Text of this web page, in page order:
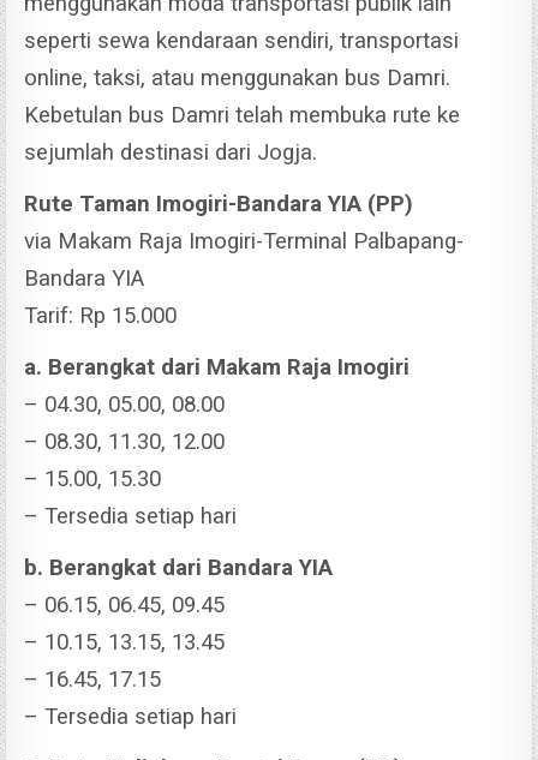
seperti sewa kendaraan sendiri, transportasi
online, taksi, atau menggunakan bus Damri.
Kebetulan bus Damri telah membuka rute ke
sejumlah destinasi dari Jogja.
Rute Taman Imogiri-Bandara YIA (PP)
via Makam Raja Imogiri-Terminal Palbapang-
Bandara YIA
Tarif: Rp 15.000
a. Berangkat dari Makam Raja Imogiri
– 04.30, 05.00, 08.00
– 08.30, 11.30, 12.00
– 15.00, 15.30
– Tersedia setiap hari
b. Berangkat dari Bandara YIA
– 06.15, 06.45, 09.45
– 10.15, 13.15, 13.45
– 16.45, 17.15
– Tersedia setiap hari